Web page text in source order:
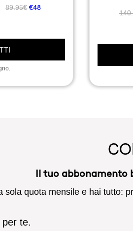
89.95€ €48
Il tuo abbonamento
sola quota mensile e hai tutto:
te.